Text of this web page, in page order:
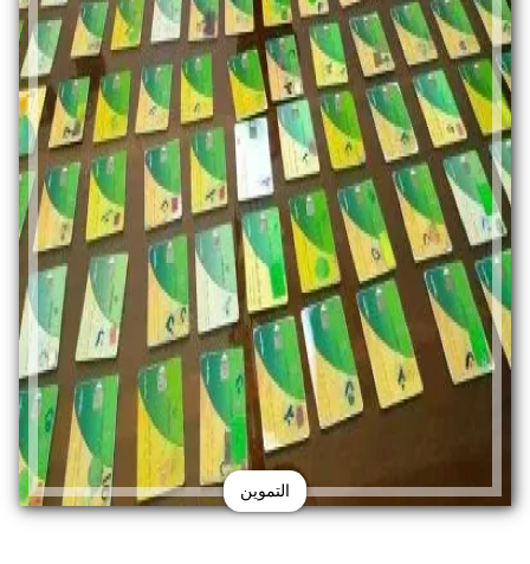
التموين